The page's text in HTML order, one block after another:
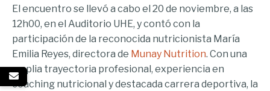
El encuentro se llevó a cabo el 20 de noviembre, a las
12h00, en el Auditorio UHE, y contó con la
participación de la reconocida nutricionista María
Emilia Reyes, directora de Munay Nutrition. Con una
amplia trayectoria profesional, experiencia en
coaching nutricional y destacada carrera deportiva, la